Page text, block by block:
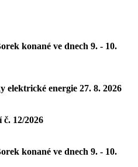
konané ve dnech 9. - 10.
elektrické energie 27. 8. 2026
č. 12/2026
konané ve dnech 9. - 10.